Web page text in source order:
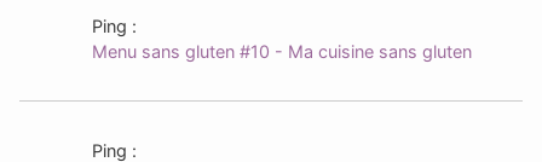
Ping :
Menu sans gluten #10 - Ma cuisine sans gluten
Ping :